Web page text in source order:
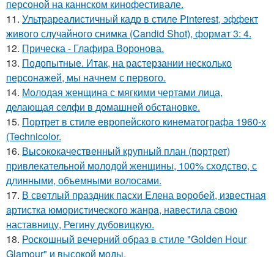
персоной на каннском кинофестивале.
11. Ультрареалистичный кадр в стиле Pinterest, эффект
живого случайного снимка (Candid Shot), формат 3: 4.
12. Прическа - Глафира Воронова.
13. Подопытные. Итак, на растерзании несколько
персонажей, мы начнем с первого.
14. Молодая женщина с мягкими чертами лица,
делающая селфи в домашней обстановке.
15. Портрет в стиле европейского кинематографа 1960-х
(Technicolor.
16. Высококачественный крупный план (портрет)
привлекательной молодой женщины, 100% сходство, с
длинными, объемными волосами.
17. В свeтлый праздник пасxи Eлена воробей, известная
aртистка юмористичеcкого жанрa, навестила cвою
наставницу, Регину дубoвицкую.
18. Роскошный вечерний образ в стиле "Golden Hour
Glamour" и высокой моды.